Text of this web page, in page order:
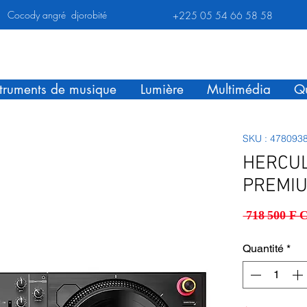
Cocody angré djorobité +225 05 54 66 58 58
de musique Lumière Multimédia
SKU :
718 500 F
Quantité *